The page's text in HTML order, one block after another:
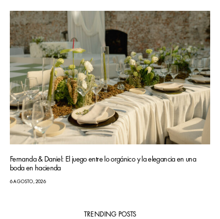
Fernanda & Daniel: El juego entre lo orgánico y la elegancia en una
boda en hacienda
6 AGOSTO, 2026
TRENDING POSTS